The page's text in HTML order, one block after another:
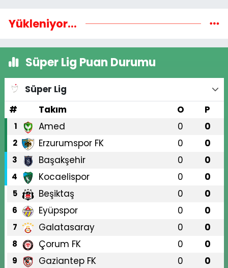
Yükleniyor...
Süper Lig Puan Durumu
Süper Lig
#
Takım O P
1 Amed 0 0
2 Erzurumspor FK 0 0
3 Başakşehir 0 0
4 Kocaelispor 0 0
5 Beşiktaş 0 0
6 Eyüpspor 0 0
7 Galatasaray 0 0
8 Çorum FK 0 0
9 Gaziantep FK 0 0